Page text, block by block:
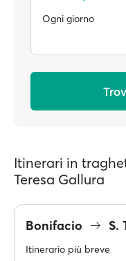
Ogni giorno
Itinerari in
Teresa Gallura
Bonifacio S.
Itinerario più breve